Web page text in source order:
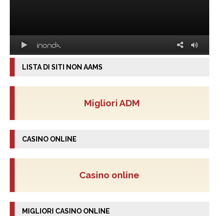
LISTA DI SITI NON AAMS
Migliori ADM
CASINO ONLINE
Casino online
MIGLIORI CASINO ONLINE